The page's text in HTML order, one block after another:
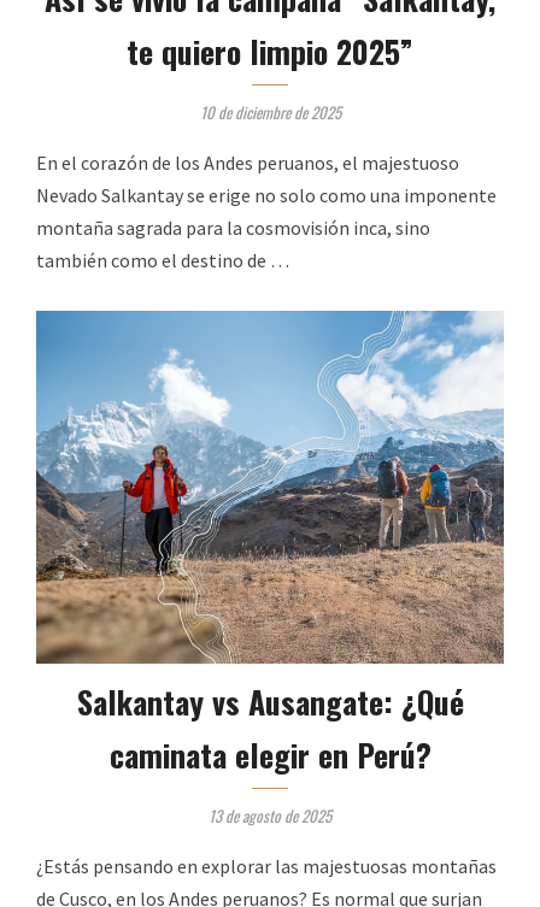
te quiero limpio 2025”
10 de diciembre de 2025
En el corazón de los Andes peruanos, el majestuoso
Nevado Salkantay se erige no solo como una imponente
montaña sagrada para la cosmovisión inca, sino
también como el destino de …
Salkantay vs Ausangate: ¿Qué
caminata elegir en Perú?
13 de agosto de 2025
¿Estás pensando en explorar las majestuosas montañas
de Cusco, en los Andes peruanos? Es normal que surjan